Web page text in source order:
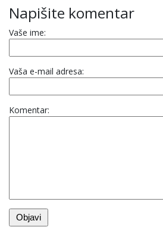
Napišite komentar
Vaše ime:
Vaša e-mail adresa:
Komentar: